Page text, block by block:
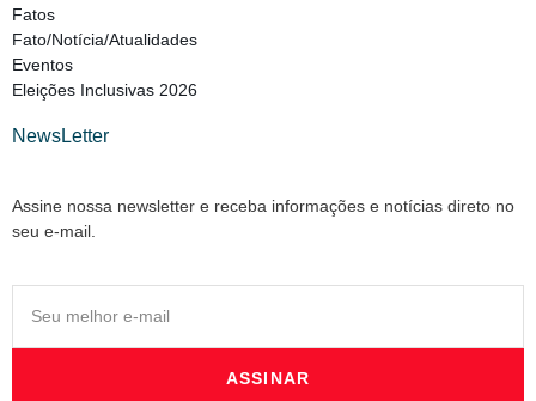
Fatos
Fato/Notícia/Atualidades
Eventos
Eleições Inclusivas 2026
NewsLetter
Assine nossa newsletter e receba informações e notícias direto no
seu e-mail.
ASSINAR